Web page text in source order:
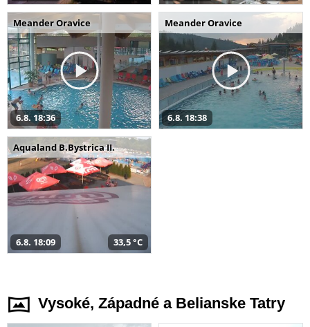
Meander Oravice
6.8. 18:36
Meander Oravice
6.8. 18:38
Aqualand B.Bystrica II.
6.8. 18:09 33,5 °C
Vysoké, Západné a Belianske Tatry